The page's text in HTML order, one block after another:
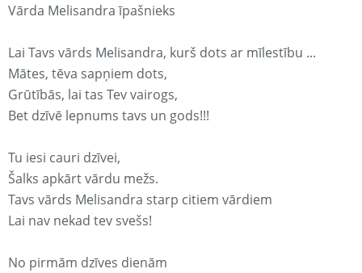
Vārda Melisandra īpašnieks
Lai Tavs vārds Melisandra, kurš dots ar mīlestību ...
Mātes, tēva sapņiem dots,
Grūtībās, lai tas Tev vairogs,
Bet dzīvē lepnums tavs un gods!!!
Tu iesi cauri dzīvei,
Šalks apkārt vārdu mežs.
Tavs vārds Melisandra starp citiem vārdiem
Lai nav nekad tev svešs!
No pirmām dzīves dienām